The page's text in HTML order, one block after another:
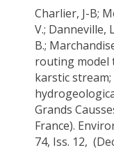
Charlier, J-B;
V.; Danneville,
B.;
routing model
karstic
Grands
France).
74, Iss. 12,